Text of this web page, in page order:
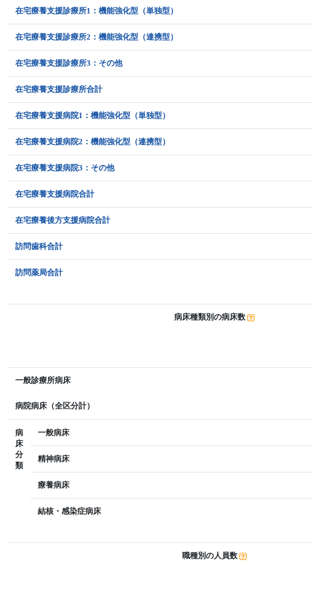
在宅療養支援診療所1：機能強化型（単独型）
在宅療養支援診療所2：機能強化型（連携型）
在宅療養支援診療所3：その他
在宅療養支援診療所合計
在宅療養支援病院1：機能強化型（単独型）
在宅療養支援病院2：機能強化型（連携型）
在宅療養支援病院3：その他
在宅療養支援病院合計
在宅療養後方支援病院合計
訪問歯科合計
訪問薬局合計
病床種類別の病床数
一般診療所病床
病院病床（全区分計）
病
床
分
類
一般病床
精神病床
療養病床
結核・感染症病床
職種別の人員数